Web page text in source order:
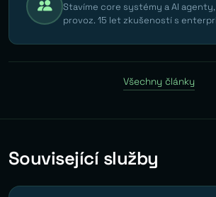
Stavíme core systémy a AI
provoz. 15 let zkušeností s
Všechny články
Související služby